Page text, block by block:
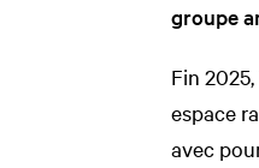
groupe
Fin
espace
avec